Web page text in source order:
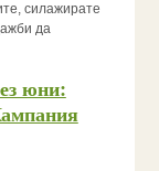
силажирате
да
юни: